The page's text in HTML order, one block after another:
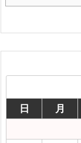
日
月